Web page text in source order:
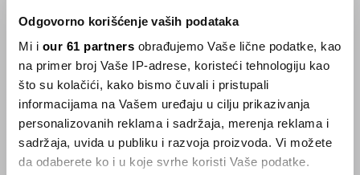
Odgovorno korišćenje vaših podataka
Mi i our 61 partners obrađujemo Vaše lične podatke, kao
na primer broj Vaše IP-adrese, koristeći tehnologiju kao
što su kolačići, kako bismo čuvali i pristupali
informacijama na Vašem uređaju u cilju prikazivanja
personalizovanih reklama i sadržaja, merenja reklama i
sadržaja, uvida u publiku i razvoja proizvoda. Vi možete
da odaberete ko i u koje svrhe koristi Vaše podatke.
29.01.2026
Visok trošak selidbe kompanija iz Kine
05.12.2025
Privatni letovi postaju dostupan